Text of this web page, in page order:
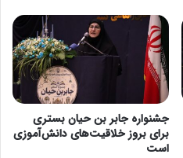
جشنواره جابر بن حیان بستری
برای بروز خلاقیت‌های دانش‌آموزی
است